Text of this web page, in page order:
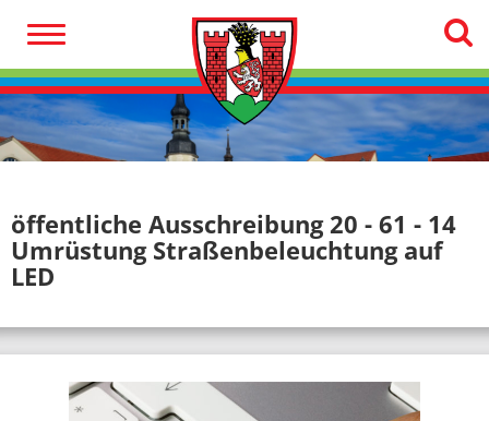
öffentliche Ausschreibung 20 - 61 - 14
Umrüstung Straßenbeleuchtung auf
LED